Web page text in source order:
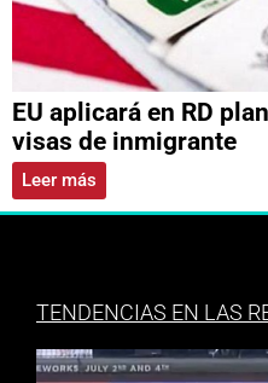
EU aplicará en RD
visas de inmigrante
Leer más
TENDENCIAS EN LAS